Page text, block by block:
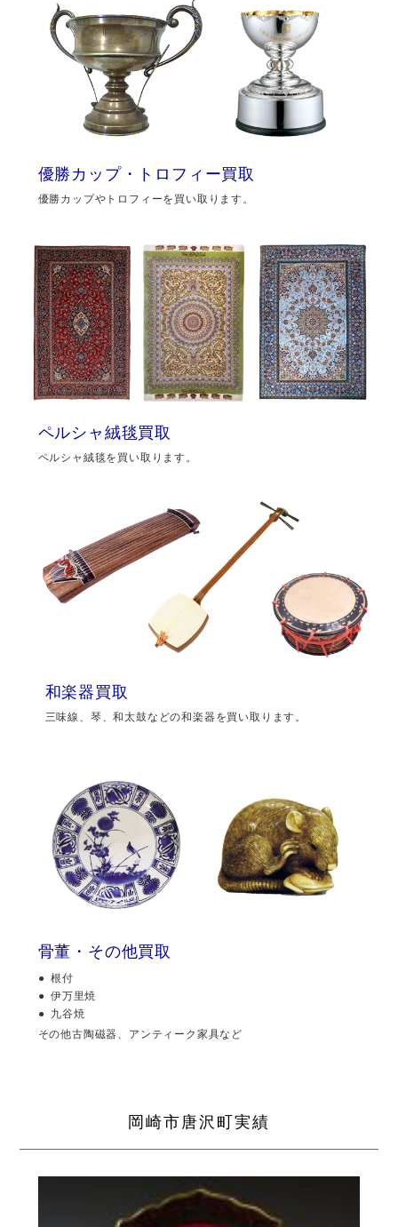
優勝カップ・トロフィー買取
優勝カップやトロフィーを買い取ります。
ペルシャ絨毯買取
ペルシャ絨毯を買い取ります。
和楽器買取
三味線、琴、和太鼓などの和楽器を買い取ります。
骨董・その他買取
根付
伊万里焼
九谷焼
その他古陶磁器、アンティーク家具など
岡崎市唐沢町実績